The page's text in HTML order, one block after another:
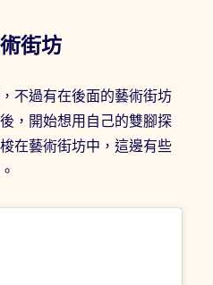
街坊
不過有在後面的藝術街坊
，開始想用自己的雙腳探
在藝術街坊中，這邊有些